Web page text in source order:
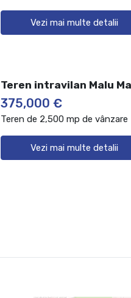
Vezi mai multe detalii
Teren intravilan Malu
375,000 €
Teren de 2,500 mp de vânzare
Vezi mai multe detalii